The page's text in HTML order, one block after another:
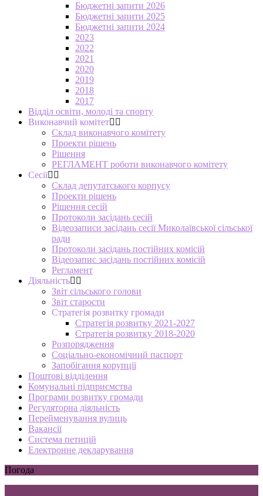
Бюджетні запити 2026
Бюджетні запити 2025
Бюджетні запити 2024
2023
2022
2021
2020
2019
2018
2017
Відділ освіти, молоді та спорту
Виконавчий комітет
Склад виконавчого комітету
Проекти рішень
Рішення
РЕГЛАМЕНТ роботи виконавчого комітету
Сесії
Склад депутатського корпусу
Проекти рішень
Рішення сесій
Протоколи засідань сесій
Відеозаписи засідань сесії Миколаївської сільської
ради
Протоколи засідань постійних комісій
Відеозапис засідань постійних комісій
Регламент
Діяльність
Звіт сільського голови
Звіт старости
Стратегія розвитку громади
Стратегія розвитку 2021-2027
Стратегія розвитку 2018-2020
Розпорядження
Соціально-економічний паспорт
Запобігання корупції
Поштові відділення
Комунальні підприємства
Програми розвитку громади
Регуляторна діяльність
Перейменування вулиць
Вакансії
Система петицій
Електронне декларування
Погода